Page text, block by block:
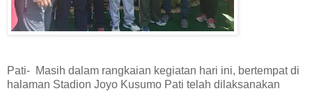
Pati- Masih dalam rangkaian kegiatan hari ini, bertempat di
halaman Stadion Joyo Kusumo Pati telah dilaksanakan